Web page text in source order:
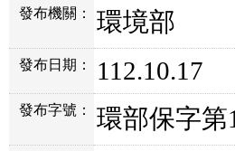
發布機關： 環境部
發布日期： 112.10.17
發布字號： 環部保字第